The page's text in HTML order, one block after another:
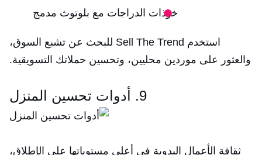
خوذات الدراجات مع بلوتوث مدمج
استخدم Sell The Trend للبحث عن تشبع السوق،
والعثور على موردين محليين، وتحسين حملاتك التسويقية.
9. أدوات تحسين المنزل
ثقافة الأعمال اليدوية في أعلى مستوياتها على الإطلاق،